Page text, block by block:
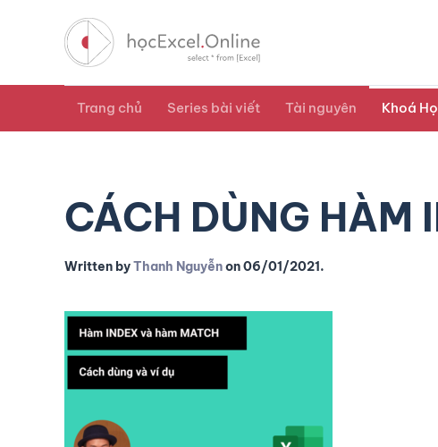
Trang chủ Series bài viết Tài nguyên Khoá
CÁCH DÙNG HÀM
Written byThanh Nguyễnon06/01/2021.